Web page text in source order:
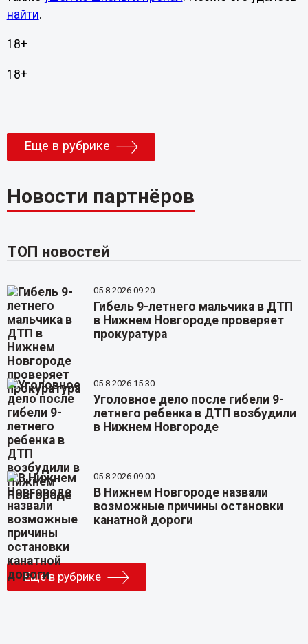
найти.
18+
18+
Еще в рубрике
Новости партнёров
ТОП новостей
05.8.2026 09:20
Гибель 9-летнего мальчика в ДТП
в Нижнем Новгороде проверяет
прокуратура
05.8.2026 15:30
Уголовное дело после гибели 9-
летнего ребенка в ДТП возбудили
в Нижнем Новгороде
05.8.2026 09:00
В Нижнем Новгороде назвали
возможные причины остановки
канатной дороги
Еще в рубрике